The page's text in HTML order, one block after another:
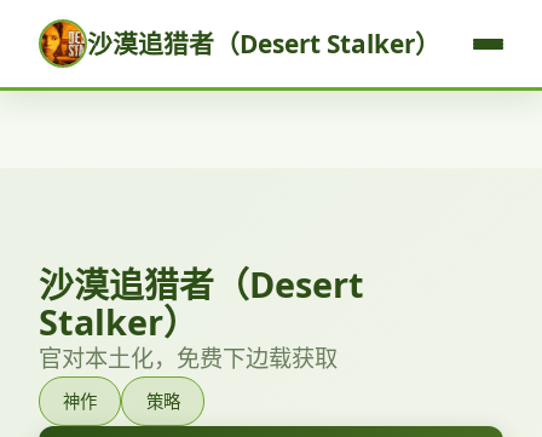
沙漠追猎者（Desert Stalker）
沙漠追猎者（Desert
Stalker）
官对本土化，免费下边载获取
神作 策略